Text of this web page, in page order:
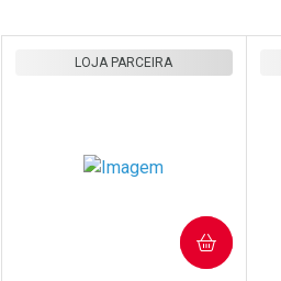
Prateleira
LOJA PARCEIRA
COMPRAR